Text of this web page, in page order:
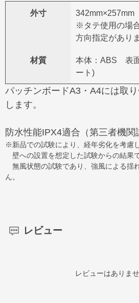
外寸
342mm×257mm
※タテ使用の場
方向指定があり
材質
本体：ABS 表
ート)
パッチンボードA3・A4には取
します。
防水性能IPX4適合（第三者機関
※新品での試験により、経年劣化を考慮
壁への設置を想定した試験からの結果で
無風状態の試験であり、強風による揺
ん。
レビュー
レビューはありませ